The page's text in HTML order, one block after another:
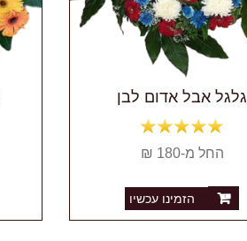
גלגל אבל אדום לבן
החל מ-180 ₪
הזמינו עכשיו